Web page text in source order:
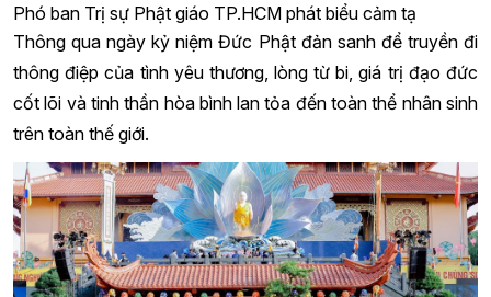
Phó ban Trị sự Phật giáo TP.HCM phát biểu cảm tạ
Thông qua ngày kỷ niệm Đức Phật đản sanh để truyền đi
thông điệp của tình yêu thương, lòng từ bi, giá trị đạo đức
cốt lõi và tinh thần hòa bình lan tỏa đến toàn thể nhân sinh
trên toàn thế giới.